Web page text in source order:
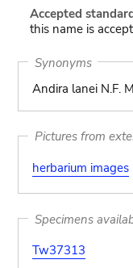
Accepted
this name is
Synonyms
Andira lanei N.F.
Pictures from
herbarium images
Specimens
Tw37313